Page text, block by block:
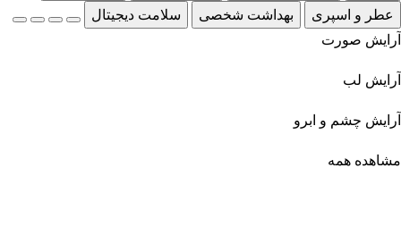
عطر و اسپری
بهداشت شخصی
سلامت دیجیتال
آرایش صورت
آرایش لب
آرایش چشم و ابرو
مشاهده همه